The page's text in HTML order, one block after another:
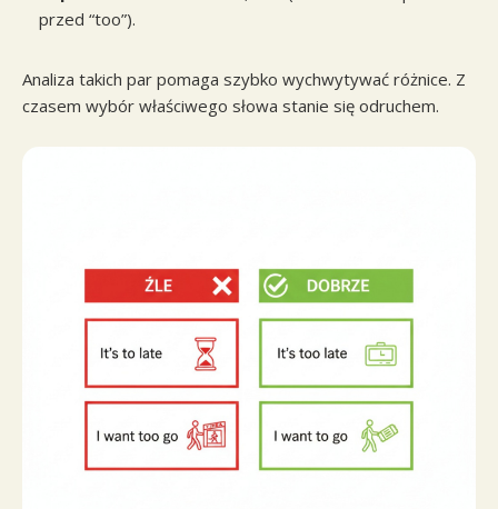
przed “too”).
Analiza takich par pomaga szybko wychwytywać różnice. Z
czasem wybór właściwego słowa stanie się odruchem.